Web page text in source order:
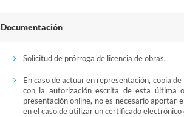
Documentación
Solicitud de prórroga de licencia de obras.
En caso de actuar en representación, copia
con la autorización escrita de esta última
presentación online, no es necesario aportar
en el caso de utilizar un certificado